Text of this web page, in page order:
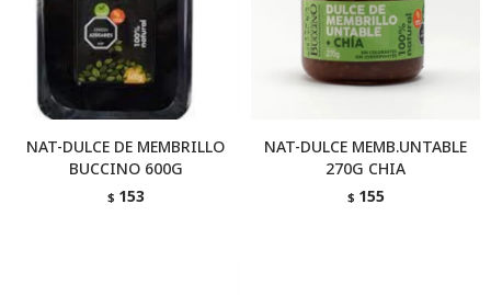
NAT-DULCE DE MEMBRILLO
BUCCINO 600G
$ 153
NAT-DULCE MEMB.UNTABLE
270G CHIA
$ 155